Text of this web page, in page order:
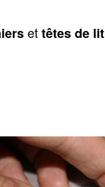
ettêtes de lit